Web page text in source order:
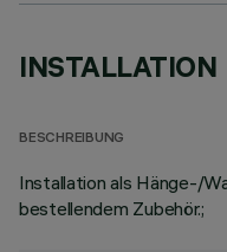
INSTALLATION
BESCHREIBUNG
Installation als Hänge-/
bestellendem Zubehör.;